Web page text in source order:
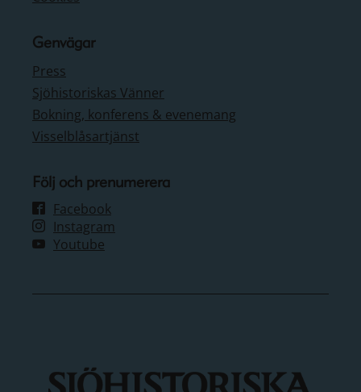
Genvägar
Press
Sjöhistoriskas Vänner
Bokning, konferens & evenemang
Visselblåsartjänst
Följ och prenumerera
Facebook
Instagram
Youtube